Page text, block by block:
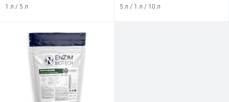
1 л / 5 л 5 л / 1 л / 10 л